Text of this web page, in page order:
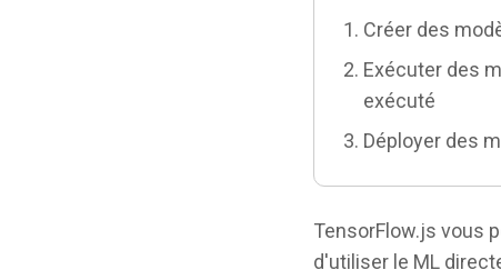
Créer des
Exécuter des
exécuté
Déployer des
TensorFlow.js vous
d'utiliser le ML